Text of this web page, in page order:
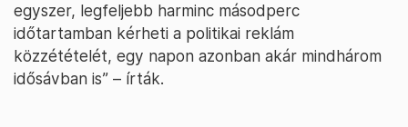
egyszer, legfeljebb harminc másodperc
időtartamban kérheti a politikai reklám
közzétételét, egy napon azonban akár mindhárom
idősávban is” – írták.